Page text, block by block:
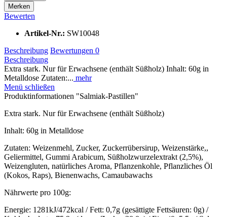
Merken
Bewerten
Artikel-Nr.: SW10048
Beschreibung Bewertungen 0
Beschreibung
Extra stark. Nur für Erwachsene (enthält Süßholz) Inhalt: 60g in
Metalldose Zutaten:... mehr
Menü schließen
Produktinformationen "Salmiak-Pastillen"
Extra stark. Nur für Erwachsene (enthält Süßholz)
Inhalt: 60g in Metalldose
Zutaten: Weizenmehl, Zucker, Zuckerrübersirup, Weizenstärke,,
Geliermittel, Gummi Arabicum, Süßholzwurzelextrakt (2,5%),
Weizengluten, natürliches Aroma, Pflanzenkohle, Pflanzliches Öl
(Kokos, Raps), Bienenwachs, Camaubawachs
Nährwerte pro 100g:
Energie: 1281kJ/472kcal / Fett: 0,7g (gesättigte Fettsäuren: 0g) /